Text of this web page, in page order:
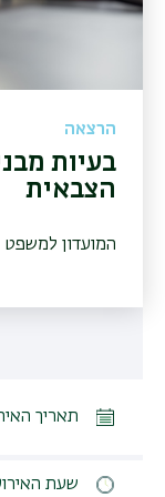
הרצאה
בעיות מבניות במערכת השיפוט
הצבאית
המועדון
תאריך
שעת